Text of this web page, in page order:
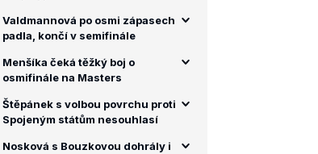
Valdmannová po osmi zápasech
padla, končí v semifinále
Menšíka čeká těžký boj o
osmifinále na Masters
Štěpánek s volbou povrchu proti
Spojeným státům nesouhlasí
Nosková s Bouzkovou dohrály i